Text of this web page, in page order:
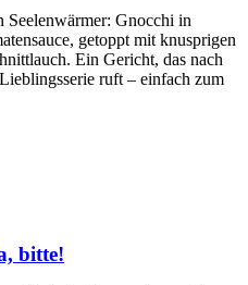
Seelenwärmer: Gnocchi in
getoppt mit knusprigen
Ein Gericht, das nach
ruft – einfach zum
bitte!